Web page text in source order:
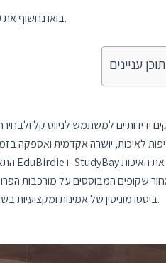
בואו נחשוף את 10 האתרים המובילים המצטיינים ברכש פרויקטים אקדמיים.
תוכן עניינים
פלטפורמות כמו EssayPro ו-Ultius ביססו מוניטין של אמינות ומקצועיות בשירותי כתיבה אקדמית.